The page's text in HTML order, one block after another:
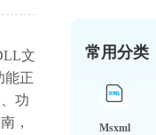
文
能正
功
，
常用分类
Msxml